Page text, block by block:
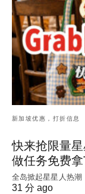
新加坡优惠，打折信息
快来抢限量
做任务免费
全岛掀起星星人热
31 分 ago